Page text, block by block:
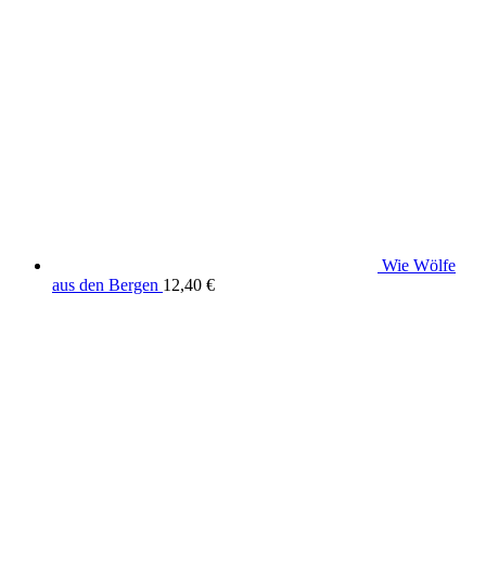
Wie Wölfe
aus den Bergen 12,40 €